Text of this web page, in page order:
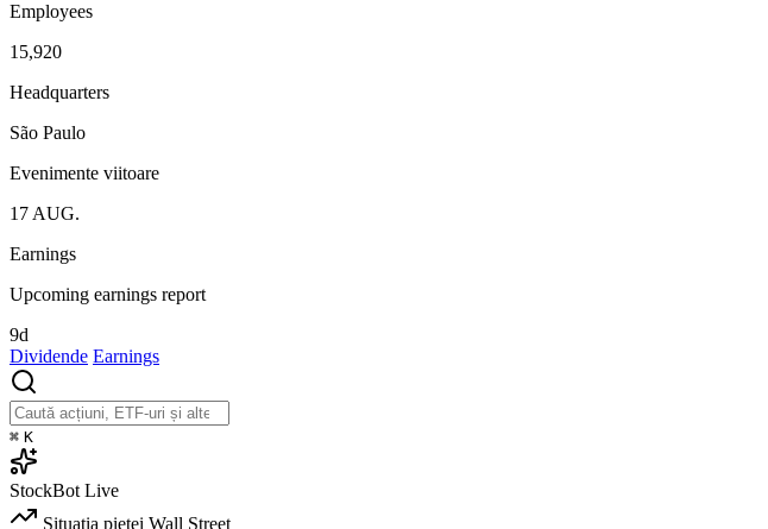
Employees
15,920
Headquarters
São Paulo
Evenimente viitoare
17 AUG.
Earnings
Upcoming earnings report
9d
Dividende Earnings
⌘ K
StockBot Live
Situația pieței Wall Street